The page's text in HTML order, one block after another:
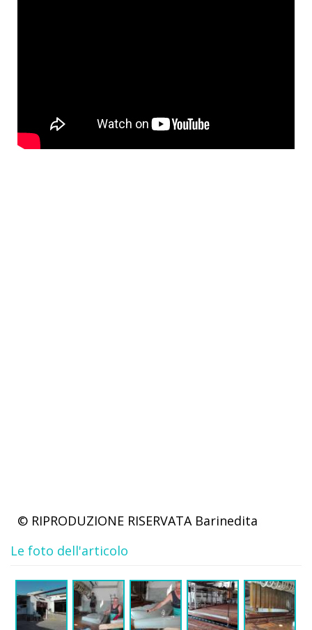
© RIPRODUZIONE RISERVATA Barinedita
Le foto dell'articolo